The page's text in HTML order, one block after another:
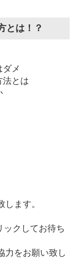
とは！？
ダメ
法とは
ます。
クしてお待ち
力をお願い致し